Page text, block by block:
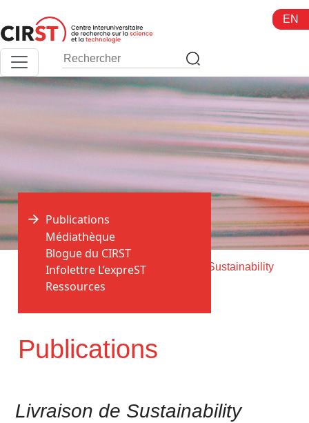
au
contenu
EN
Accueil > Publications > Livraison de Sustainability
Publications
Publications
Médiathèque
Blogue du CIRST
Infolettre L’expreST
Ressources
Livraison de Sustainability